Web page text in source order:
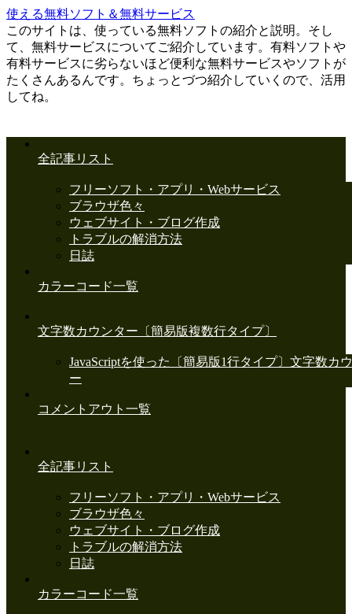
使える無料ソフト＆無料サービス
このサイトは、使っている無料ソフトの紹介と説明。そし
て、無料サービスについてご紹介しています。有料ソフトや
有料サービスに劣らないほど便利な無料サービスやソフトが
たくさんあるんです。ちょっとづつ紹介していくので、活用
してね。
全記事リスト
フリーソフト・アプリ・Webサービス
ブラウザ色々
ウェブサイト・ブログ作成
トラブルの解消方法
日誌
カラーコード一覧
文字数カウンター〔簡易版複数行タイプ〕
JavaScriptを使った〔簡易版1行タイプ〕文字数カ
ー
コメントアウト一覧
全記事リスト
フリーソフト・アプリ・Webサービス
ブラウザ色々
ウェブサイト・ブログ作成
トラブルの解消方法
日誌
カラーコード一覧